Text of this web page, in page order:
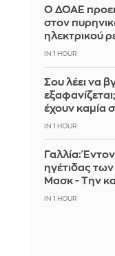
Ο ΔΟΑΕ
στον
ηλεκτρικού
IN 1 HOUR
Σου λέει να
έχουν καμία
IN 1 HOUR
Γαλλία:
ηγέτιδας
Μασκ - Την
IN 1 HOUR